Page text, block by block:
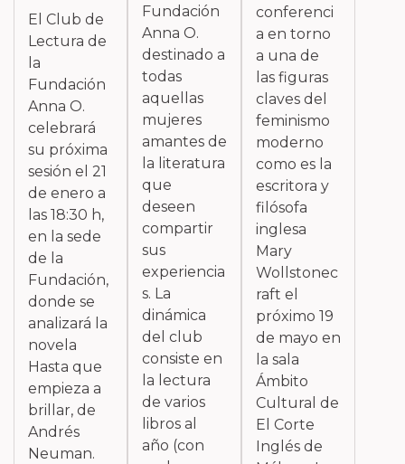
El Club de
Lectura de
la
Fundación
Anna O.
celebrará
su próxima
sesión el 21
de enero a
las 18:30 h,
en la sede
de la
Fundación,
donde se
analizará la
novela
Hasta que
empieza a
brillar, de
Andrés
Neuman.
Fundación
Anna O.
destinado a
todas
aquellas
mujeres
amantes de
la literatura
que
deseen
compartir
sus
experiencia
s. La
dinámica
del club
consiste en
la lectura
de varios
libros al
año (con
conferenci
a en torno
a una de
las figuras
claves del
feminismo
moderno
como es la
escritora y
filósofa
inglesa
Mary
Wollstonec
raft el
próximo 19
de mayo en
la sala
Ámbito
Cultural de
El Corte
Inglés de